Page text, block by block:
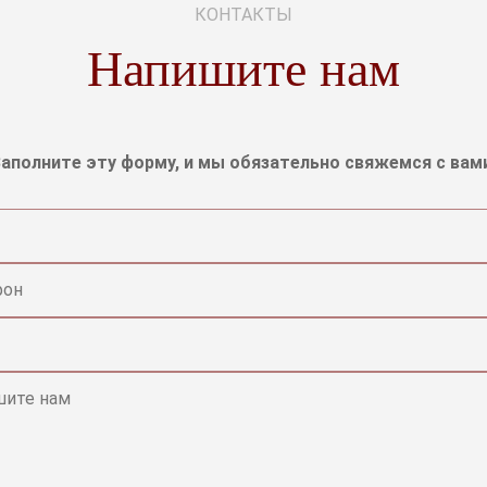
КОНТАКТЫ
Напишите нам
эту форму, и мы обязательно свяжемся с